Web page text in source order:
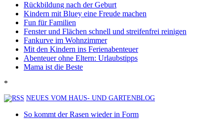
Rückbildung nach der Geburt
Kindern mit Bluey eine Freude machen
Fun für Familien
Fenster und Flächen schnell und streifenfrei reinigen
Fankurve im Wohnzimmer
Mit den Kindern ins Ferienabenteuer
Abenteuer ohne Eltern: Urlaubstipps
Mama ist die Beste
*
NEUES VOM HAUS- UND GARTENBLOG
So kommt der Rasen wieder in Form